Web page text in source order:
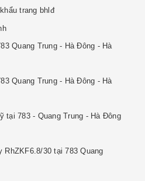
khẩu trang bhlđ
Quang Trung - Hà Đông - Hà
Quang Trung - Hà Đông - Hà
tại 783 - Quang Trung - Hà Đông
30 tại 783 Quang